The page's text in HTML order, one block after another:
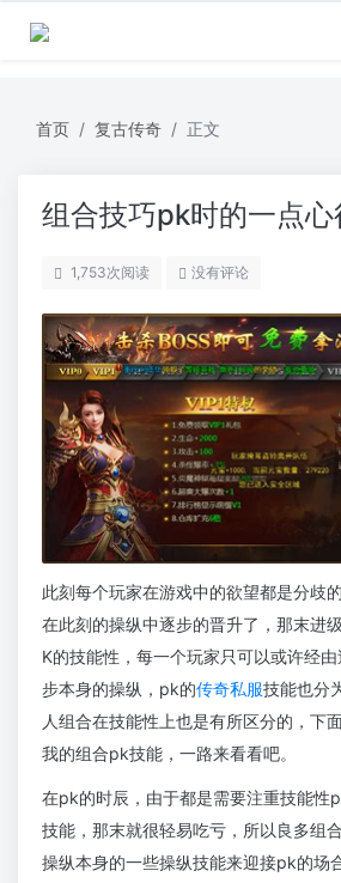
首页 复古传奇 正文
组合技巧pk时的一点心
1,753次阅读 没有评论
此刻每个玩家在游戏中的欲望都是分歧
在此刻的操纵中逐步的晋升了，那末进
K的技能性，每一个玩家只可以或许经
步本身的操纵，pk的传奇私服技能也分
人组合在技能性上也是有所区分的，下
我的组合pk技能，一路来看看吧。
在pk的时辰，由于都是需要注重技能性
技能，那末就很轻易吃亏，所以良多组
操纵本身的一些操纵技能来迎接pk的场